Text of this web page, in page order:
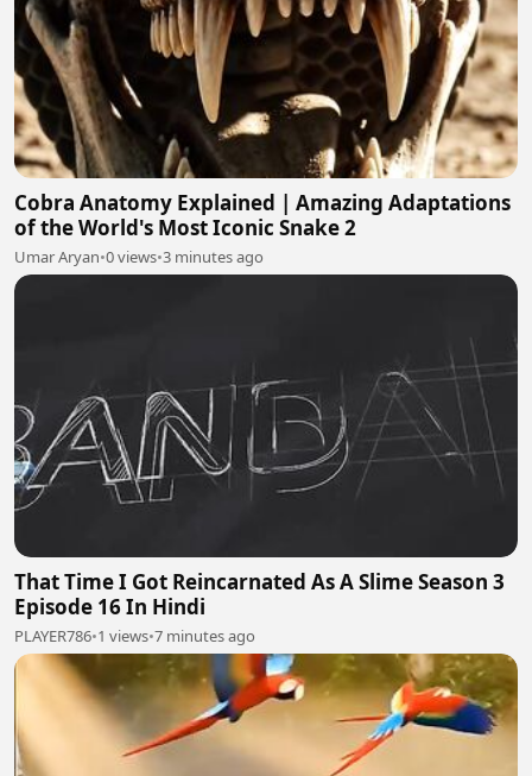
Cobra Anatomy Explained | Amazing Adaptations
of the World's Most Iconic Snake 2
Umar Aryan•0 views•3 minutes ago
That Time I Got Reincarnated As A Slime Season 3
Episode 16 In Hindi
PLAYER786•1 views•7 minutes ago